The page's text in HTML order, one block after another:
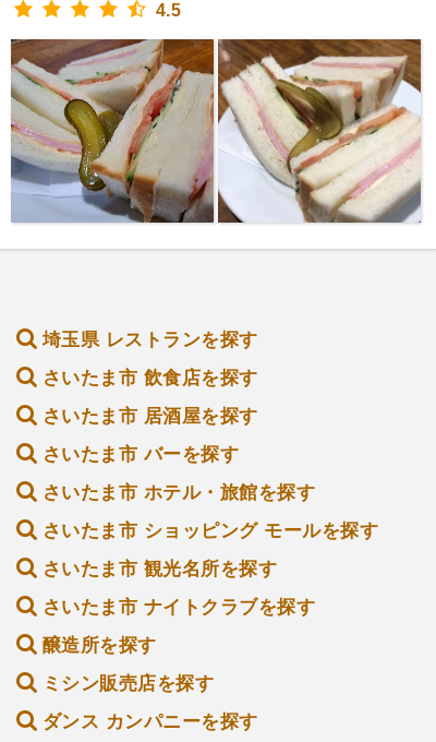
4.5
埼玉県 レストランを探す
さいたま市 飲食店を探す
さいたま市 居酒屋を探す
さいたま市 バーを探す
さいたま市 ホテル・旅館を探す
さいたま市 ショッピング モールを探す
さいたま市 観光名所を探す
さいたま市 ナイトクラブを探す
醸造所を探す
ミシン販売店を探す
ダンス カンパニーを探す